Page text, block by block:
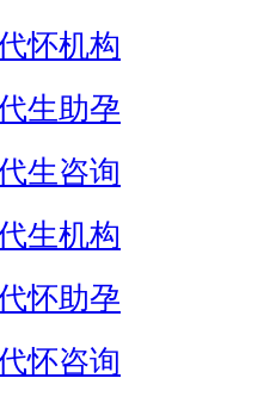
怀机构
生助孕
生咨询
生机构
怀助孕
怀咨询